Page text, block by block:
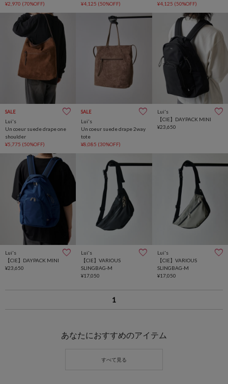
¥2,970 (70%OFF)
¥4,125 (50%OFF)
¥4,125 (50%OFF)
SALE
Lui's
Un coeur suede drape one
shoulder
¥5,775 (50%OFF)
SALE
Lui's
Un coeur suede drape 2way
tote
¥8,085 (30%OFF)
Lui's
【CIE】DAYPACK MINI
¥23,650
Lui's
【CIE】DAYPACK MINI
¥23,650
Lui's
【CIE】VARIOUS
SLINGBAG-M
¥17,050
Lui's
【CIE】VARIOUS
SLINGBAG-M
¥17,050
1
あなたにおすすめのアイテム